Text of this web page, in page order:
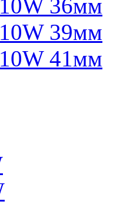
36мм
39мм
41мм